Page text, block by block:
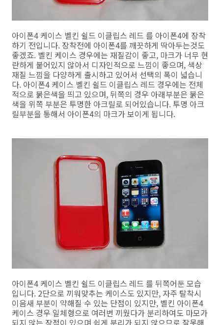
아이폰4 케이스 벨킨 쉴드 이클립스 레드 를 아이폰4에 장착
하기 전입니다. 장착전에 아이폰4를 깨끗하게 딱아두는것도
좋겠죠. 벨킨 케이스 경우에는 재질감이 좋고, 마크가 너무 현
란하게 붙어있지 않아서 디자인적으로 느낌이 좋으며, 색상
재질 느낌을 다양하게 출시하고 있어서 선택의 폭이 넓습니
다. 아이폰4 케이스 벨킨 쉴드 이클립스 레드 경우에는 전체
적으로 붉은색을 띄고 있으며, 뒤쪽의 경우 아래부분은 붉은
색을 위쪽 부분은 투명한 아크릴로 되어있습니다. 투명 아크
릴부분을 통해서 아이폰4의 마크가 보이게 됩니다.
아이폰4 케이스 벨킨 쉴드 이클립스 레드 를 뒤쪽어둔 모습
입니다. 2단으로 끼워맞추는 케이스도 있지만, 자주 탈착시
이음새 부분이 약해질 수 있는 단점이 있지만, 벨킨 아이폰4
케이스 경우 일체형으로 여러번 끼웠다가 분리하여도 마모가
되지 않는 장점이 있으며 쉽게 분리가 되지 않으므로 잘못해